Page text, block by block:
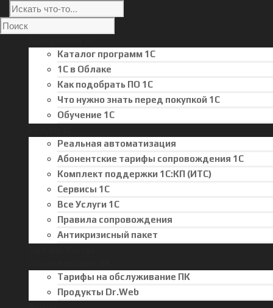
Каталог программ 1С
1С в Облаке
Как подобрать ПО 1С
Что нужно знать перед покупкой 1С
Обучение 1С
Реальная автоматизация
Абонентские тарифы сопровождения 1С
Комплект поддержки 1С:КП (ИТС)
Сервисы 1С
Все Услуги 1С
Правила сопровождения
Антикризисный пакет
Тарифы на обслуживание ПК
Продукты Dr.Web